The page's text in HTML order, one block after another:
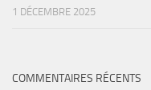
1 DÉCEMBRE 2025
COMMENTAIRES RÉCENTS